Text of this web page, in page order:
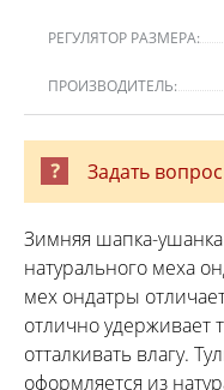
РЕГУЛЯТОР РАЗМЕРА:
ПРОИЗВОДИТЕЛЬ:
Задать
Зимняя шапка-
натурального меха
мех ондатры
отлично удерживает
отталкивать влагу.
оформляется из